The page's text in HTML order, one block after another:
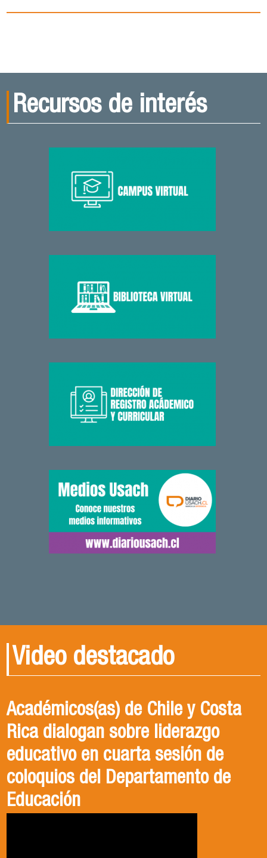
Recursos de interés
Video destacado
Académicos(as) de Chile y Costa
Rica dialogan sobre liderazgo
educativo en cuarta sesión de
coloquios del Departamento de
Educación